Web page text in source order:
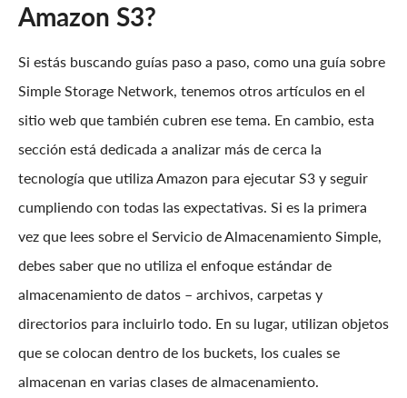
Amazon S3?
Si estás buscando guías paso a paso, como una guía sobre
Simple Storage Network, tenemos otros artículos en el
sitio web que también cubren ese tema. En cambio, esta
sección está dedicada a analizar más de cerca la
tecnología que utiliza Amazon para ejecutar S3 y seguir
cumpliendo con todas las expectativas. Si es la primera
vez que lees sobre el Servicio de Almacenamiento Simple,
debes saber que no utiliza el enfoque estándar de
almacenamiento de datos – archivos, carpetas y
directorios para incluirlo todo. En su lugar, utilizan objetos
que se colocan dentro de los buckets, los cuales se
almacenan en varias clases de almacenamiento.